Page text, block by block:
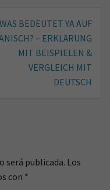
WAS BEDEUTET YA AUF
– ERKLÄRUNG
MIT BEISPIELEN &
VERGLEICH MIT
DEUTSCH
será publicada. Los
con *